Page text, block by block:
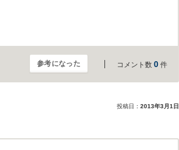
参考になった コメント数 0 件
投稿日： 2013年3月1日